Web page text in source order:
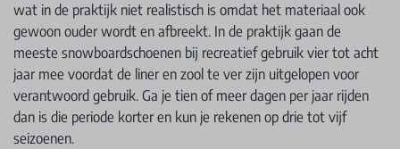
wat in de praktijk niet realistisch is omdat het materiaal ook
gewoon ouder wordt en afbreekt. In de praktijk gaan de
meeste snowboardschoenen bij recreatief gebruik vier tot acht
jaar mee voordat de liner en zool te ver zijn uitgelopen voor
verantwoord gebruik. Ga je tien of meer dagen per jaar rijden
dan is die periode korter en kun je rekenen op drie tot vijf
seizoenen.